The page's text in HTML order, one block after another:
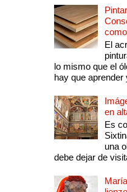
El
lo mismo que el
hay que aprender
en
Es
una
debe dejar de